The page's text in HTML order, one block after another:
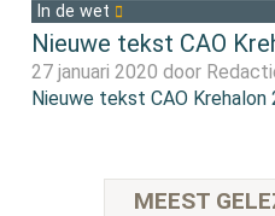
In de wet
Nieuwe tekst CAO
27 januari 2020 door
Nieuwe tekst CAO
MEEST